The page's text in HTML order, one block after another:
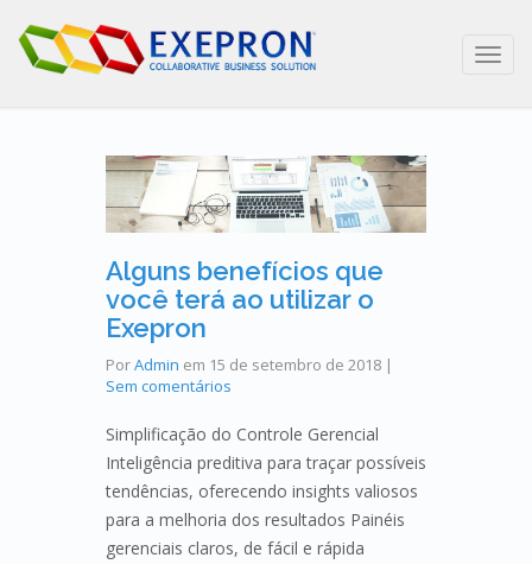
Alguns benefícios que
você terá ao utilizar o
Exepron
PorAdmin em 15 de setembro de 2018 |
Sem comentários
Simplificação do Controle Gerencial
Inteligência preditiva para traçar possíveis
tendências, oferecendo insights valiosos
para a melhoria dos resultados Painéis
gerenciais claros, de fácil e rápida